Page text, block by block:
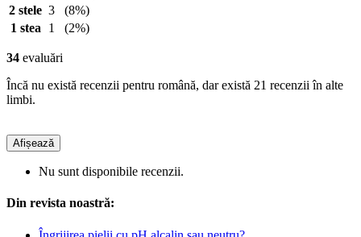
2 stele 3
(8%)
1 stea
1 (2%)
34 evaluări
Încă nu există recenzii pentru română, dar există 21 recenzii în alte
limbi.
Afișează
Nu sunt disponibile recenzii.
Din revista noastră: